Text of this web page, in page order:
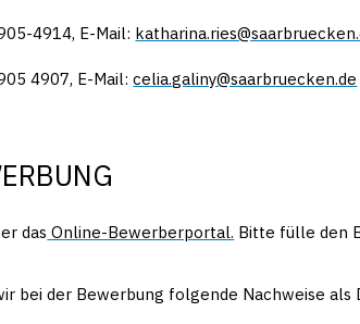
4914, E-Mail:
4907, E-Mail:celia.galiny@saarbruecken.de
das Online-Bewerberportal. Bitte fülle den
bei der Bewerbung folgende Nachweise als